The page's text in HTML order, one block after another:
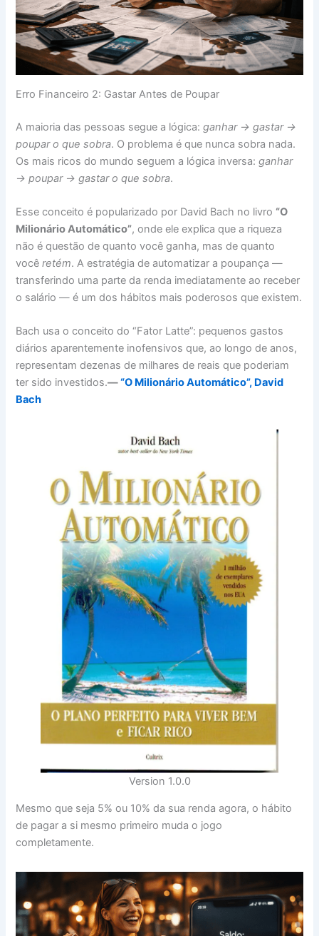
Erro Financeiro 2: Gastar Antes de Poupar
A maioria das pessoas segue a lógica:ganhar → gastar →
poupar o que sobra. O problema é que nunca sobra nada.
Os mais ricos do mundo seguem a lógica inversa:ganhar
→ poupar → gastar o que sobra.
Esse conceito é popularizado por David Bach no livro “O
Milionário Automático”, onde ele explica que a riqueza
não é questão de quanto você ganha, mas de quanto
vocêretém. A estratégia de automatizar a poupança —
transferindo uma parte da renda imediatamente ao receber
o salário — é um dos hábitos mais poderosos que existem.
Bach usa o conceito do “Fator Latte”: pequenos gastos
diários aparentemente inofensivos que, ao longo de anos,
representam dezenas de milhares de reais que poderiam
ter sido investidos.—“O Milionário Automático”, David
Bach
Version 1.0.0
Mesmo que seja 5% ou 10% da sua renda agora, o hábito
de pagar a si mesmo primeiro muda o jogo
completamente.